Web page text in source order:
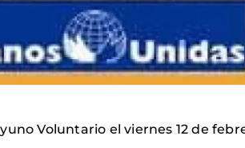
Voluntario el viernes 12 de